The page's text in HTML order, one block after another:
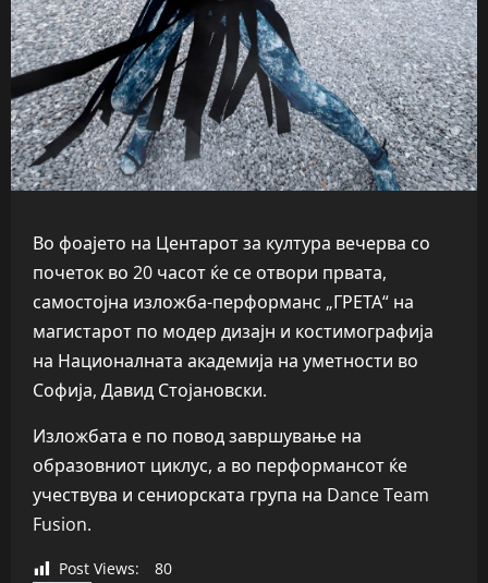
Во фоајето на Центарот за култура вечерва со
почеток во 20 часот ќе се отвори првата,
самостојна изложба-перформанс „ГРЕТА“ на
магистарот по модер дизајн и костимографија
на Националната академија на уметности во
Софија, Давид Стојановски.
Изложбата е по повод завршување на
образовниот циклус, а во перформансот ќе
учествува и сениорската група на Dance Team
Fusion.
Post Views: 80